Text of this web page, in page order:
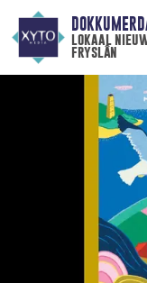
lokaal
fryslân